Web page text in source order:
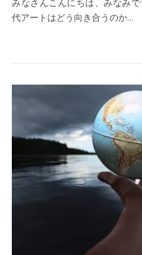
みなさんこんにちは、みなみです。 今回は「環境危機に現
代アートはどう向き合うのか…